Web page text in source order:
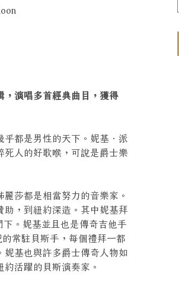
演唱多首經典曲目，獲得
都是男性的天下。妮基．派
人的好歌喉，可說是爵士樂
莎都是相當努力的音樂家。
，到紐約深造。其中妮基拜
。妮基並且也是傳奇吉他手
常駐貝斯手，每個禮拜一都
基也與許多爵士傳奇人物如
活躍的貝斯演奏家。